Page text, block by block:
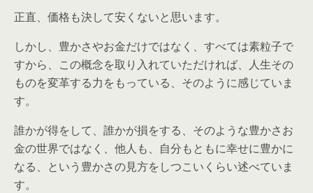
正直、価格も決して安くないと思います。
しかし、豊かさやお金だけではなく、すべては素粒子で
すから、この概念を取り入れていただければ、人生その
ものを変革する力をもっている、そのように感じていま
す。
誰かが得をして、誰かが損をする、そのような豊かさお
金の世界ではなく、他人も、自分もともに幸せに豊かに
なる、という豊かさの見方をしつこいくらい述べていま
す。